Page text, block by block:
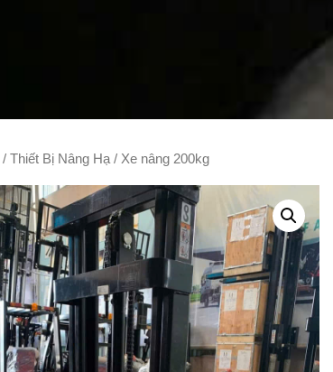
/ Thiết Bị Nâng Hạ / Xe nâng 200kg